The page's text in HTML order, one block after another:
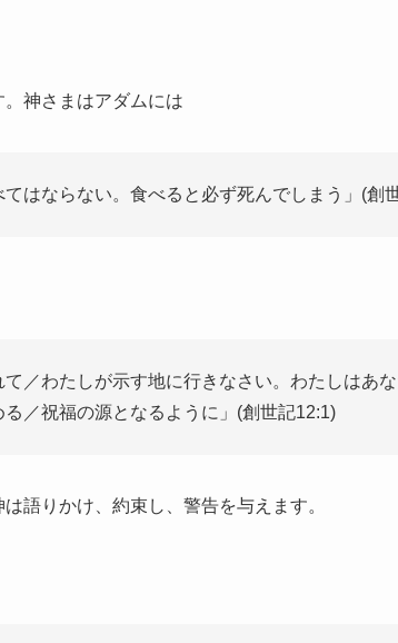
神さまはアダムには
はならない。食べると必ず死んでしまう」(創
て／わたしが示す地に行きなさい。わたしはあ
／祝福の源となるように」(創世記12:1)
語りかけ、約束し、警告を与えます。